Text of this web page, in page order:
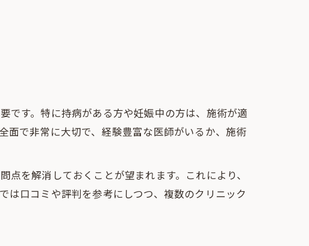
方
点
意点
法
です。特に持病がある方や妊娠中の方は、施術が適
面で非常に大切で、経験豊富な医師がいるか、施術
を解消しておくことが望まれます。これにより、
口コミや評判を参考にしつつ、複数のクリニック